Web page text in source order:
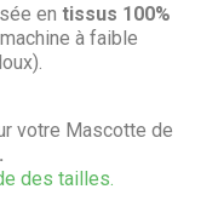
en tissus 100%
à faible
votre Mascotte de
des tailles.